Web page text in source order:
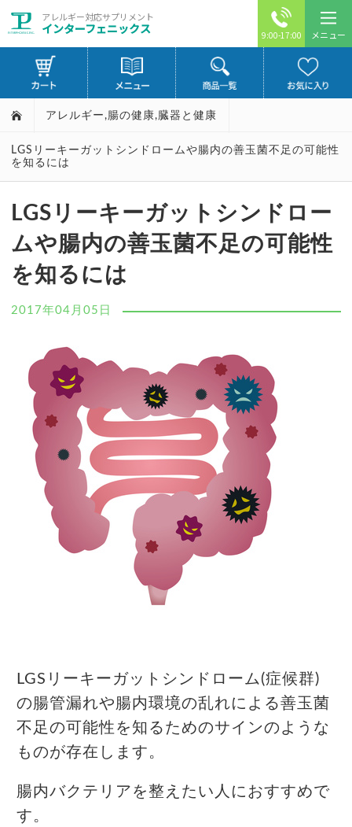
アレルギー対応サプリメント
インターフェニックス 9:00-17:00 メニュー
アレルギー , 腸の健康, 臓器と健康
LGSリーキーガットシンドロームや腸内の善玉菌不足の可能性
を知るには
LGSリーキーガットシンドロー
ムや腸内の善玉菌不足の可能性
を知るには
2017年04月05日
LGSリーキーガットシンドローム(症候群)
の腸管漏れや腸内環境の乱れによる善玉菌
不足の可能性を知るためのサインのような
ものが存在します。
腸内バクテリアを整えたい人におすすめで
す。